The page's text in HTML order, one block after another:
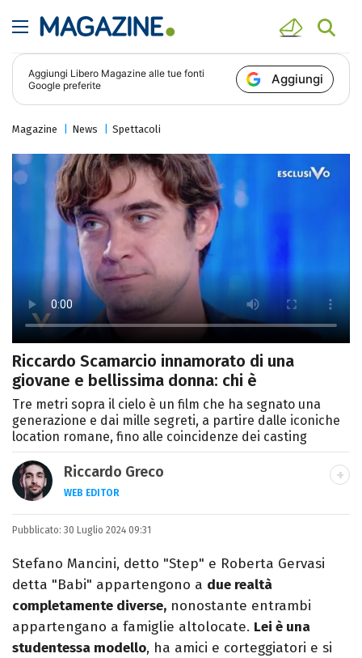
Aggiungi Libero Magazine alle tue fonti
Google preferite
Aggiungi
Magazine News Spettacoli
Riccardo Scamarcio innamorato di una
giovane e bellissima donna: chi è
Tre metri sopra il cielo è un film che ha segnato una
generazione e dai mille segreti, a partire dalle iconiche
location romane, fino alle coincidenze dei casting
Riccardo Greco
WEB EDITOR
LINKEDIN
Si avvicina all'editoria studiando all'IED
come Fashion Editor. Si specializza poi in
Comunicazione digitale, Giornalismo e
Nuovi media presso La Sapienza,
collaborando con alcune testate ed uffici
stampa.
Pubblicato: 30 Luglio 2024 09:31
Stefano Mancini, detto "Step" e Roberta Gervasi
detta "Babi" appartengono a due realtà
completamente diverse, nonostante entrambi
appartengano a famiglie altolocate. Lei è una
studentessa modello, ha amici e corteggiatori e si